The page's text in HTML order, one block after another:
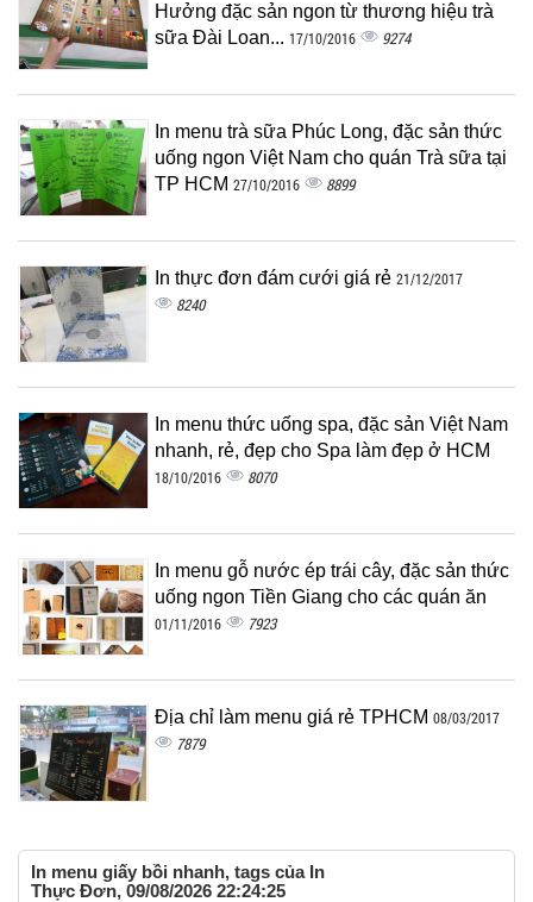
Hưởng đặc sản ngon từ thương hiệu trà
sữa Đài Loan... 17/10/2016 9274
In menu trà sữa Phúc Long, đặc sản thức
uống ngon Việt Nam cho quán Trà sữa tại
TP HCM 27/10/2016 8899
In thực đơn đám cưới giá rẻ 21/12/2017
8240
In menu thức uống spa, đặc sản Việt Nam
nhanh, rẻ, đẹp cho Spa làm đẹp ở HCM
18/10/2016 8070
In menu gỗ nước ép trái cây, đặc sản thức
uống ngon Tiền Giang cho các quán ăn
01/11/2016 7923
Địa chỉ làm menu giá rẻ TPHCM 08/03/2017
7879
In menu giấy bồi nhanh, tags của In
Thực Đơn, 09/08/2026 22:24:25